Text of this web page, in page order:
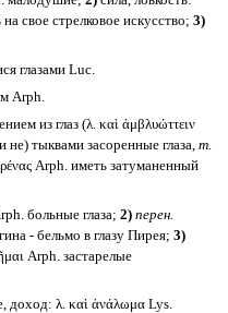
свое стрелковое искусство; 3)
глазами Luc.
Arph.
из глаз (λ. καὶ ἀμβλυώττειν
не) тыквами засоренные глаза, т.
Arph. иметь затуманенный
больные глаза; 2) перен.
- бельмо в глазу Пирея; 3)
Arph. застарелые
доход: λ. καὶ ἀνάλωμα Lys.